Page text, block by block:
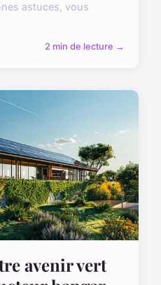
astuces, vous
2 min de lecture →
avenir vert